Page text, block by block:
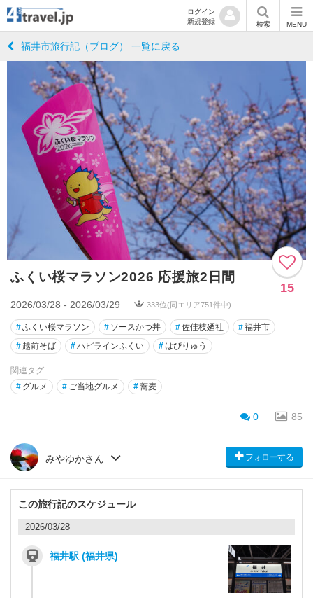
ログイン
新規登録
検索 MENU
福井市旅行記（ブログ） 一覧に戻る
ふくい桜マラソン2026 応援旅2日間
15
2026/03/28 - 2026/03/29 333位(同エリア751件中)
#ふくい桜マラソン # ソースかつ丼 #佐佳枝廼社 #福井市
# 越前そば #ハピラインふくい #はぴりゅう
関連タグ
# グルメ # ご当地グルメ #蕎麦
0 85
みやゆかさん フォローする
この旅行記のスケジュール
2026/03/28
福井駅 (福井県)